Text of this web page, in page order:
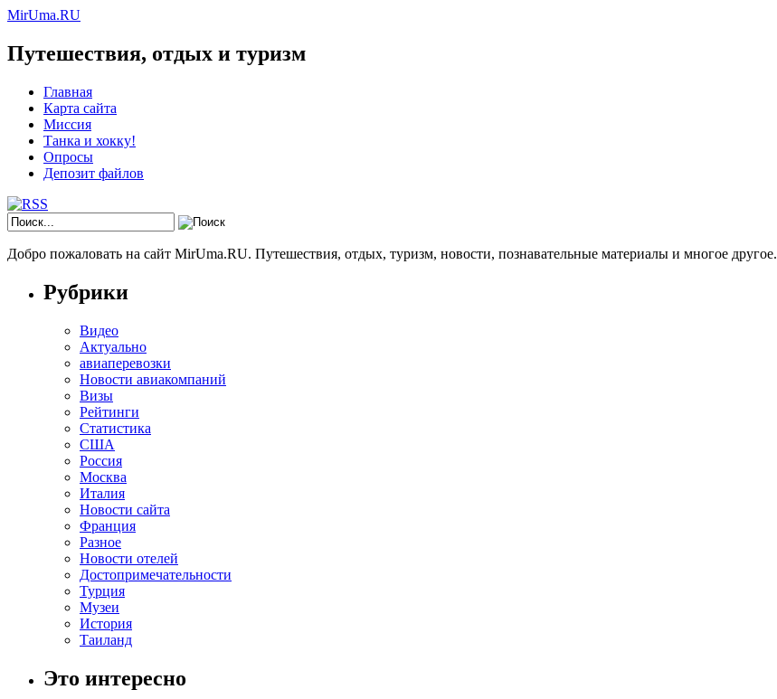
MirUma.RU
Путешествия, отдых и туризм
Главная
Карта сайта
Миссия
Танка и хокку!
Опросы
Депозит файлов
Добро пожаловать на сайт MirUma.RU. Путешествия, отдых, туризм, новости, познавательные материалы и многое другое.
Рубрики
Видео
Актуально
авиаперевозки
Новости авиакомпаний
Визы
Рейтинги
Статистика
США
Россия
Москва
Италия
Новости сайта
Франция
Разное
Новости отелей
Достопримечательности
Турция
Музеи
История
Таиланд
Это интересно